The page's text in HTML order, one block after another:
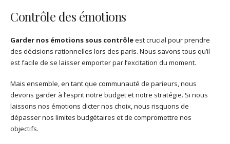
Contrôle des émotions
Garder nos émotions sous contrôleest crucial pour prendre
des décisions rationnelles lors des paris. Nous savons tous qu’il
est facile de se laisser emporter par l’excitation du moment.
Mais ensemble, en tant que communauté de parieurs, nous
devons garder à l’esprit notre budget et notre stratégie. Si nous
laissons nos émotions dicter nos choix, nous risquons de
dépasser nos limites budgétaires et de compromettre nos
objectifs.